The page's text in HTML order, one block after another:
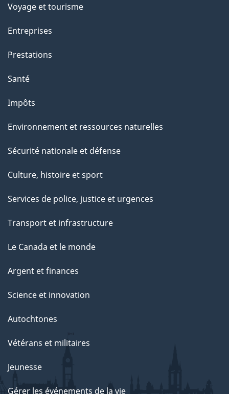
a
g
"
Voyage et tourisme
Entreprises
Prestations
Santé
Impôts
Environnement et ressources naturelles
Sécurité nationale et défense
Culture, histoire et sport
Services de police, justice et urgences
Transport et infrastructure
Le Canada et le monde
Argent et finances
Science et innovation
Autochtones
Vétérans et militaires
Jeunesse
Gérer les événements de la vie